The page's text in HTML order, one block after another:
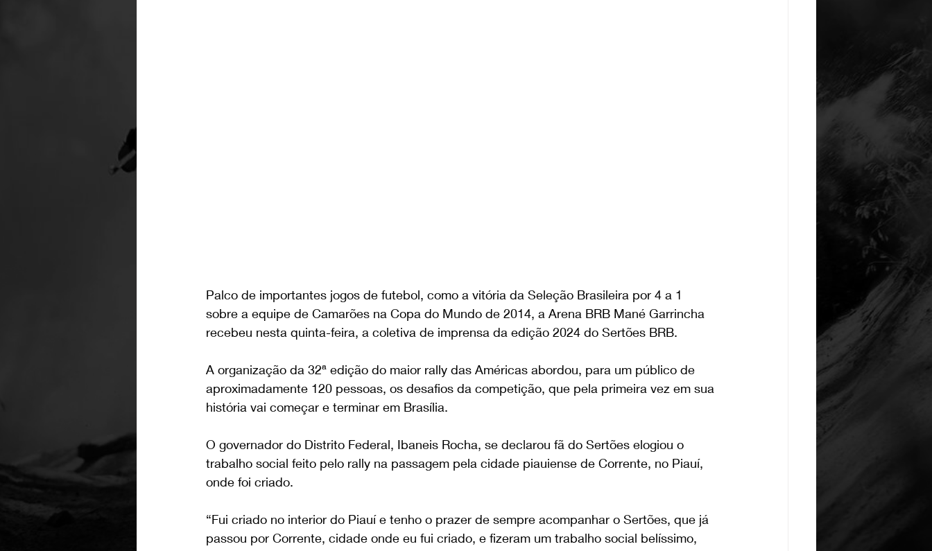
Palco de importantes jogos de futebol, como a vitória da Seleção Brasileira por 4 a 1
sobre a equipe de Camarões na Copa do Mundo de 2014, a Arena BRB Mané Garrincha
recebeu nesta quinta-feira, a coletiva de imprensa da edição 2024 do Sertões BRB.
A organização da 32ª edição do maior rally das Américas abordou, para um público de
aproximadamente 120 pessoas, os desafios da competição, que pela primeira vez em sua
história vai começar e terminar em Brasília.
O governador do Distrito Federal, Ibaneis Rocha, se declarou fã do Sertões elogiou o
trabalho social feito pelo rally na passagem pela cidade piauiense de Corrente, no Piauí,
onde foi criado.
“Fui criado no interior do Piauí e tenho o prazer de sempre acompanhar o Sertões, que já
passou por Corrente, cidade onde eu fui criado, e fizeram um trabalho social belíssimo,